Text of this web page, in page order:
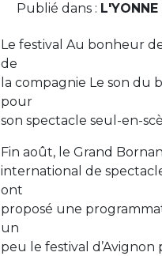
Publié dans :
Le festival Au bonheur
de
la compagnie Le son du
pour
son spectacle seul-en-
Fin août, le Grand
international de
ont
proposé une
un
peu le festival